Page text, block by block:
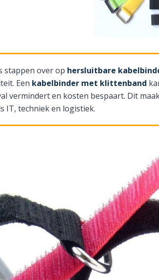
stappen over op hersluitbare
Een kabelbinder met klittenband
vermindert en kosten bespaart. Dit
IT, techniek en logistiek.